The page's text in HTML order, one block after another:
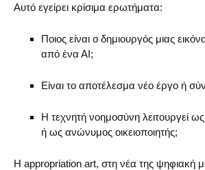
Αυτό εγείρει κρίσιμα ερωτήματα:
Ποιος είναι ο δημιουργός μιας
από ένα ΑΙ;
Είναι το αποτέλεσμα νέο έργο ή
Η τεχνητή νοημοσύνη λειτουργεί
ή ως ανώνυμος οικειοποιητής;
Η appropriation art, στη νέα της ψηφιακή